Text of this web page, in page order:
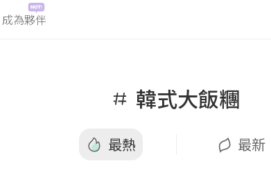
成為夥伴
韓式大飯糰
最熱 最新
最熱